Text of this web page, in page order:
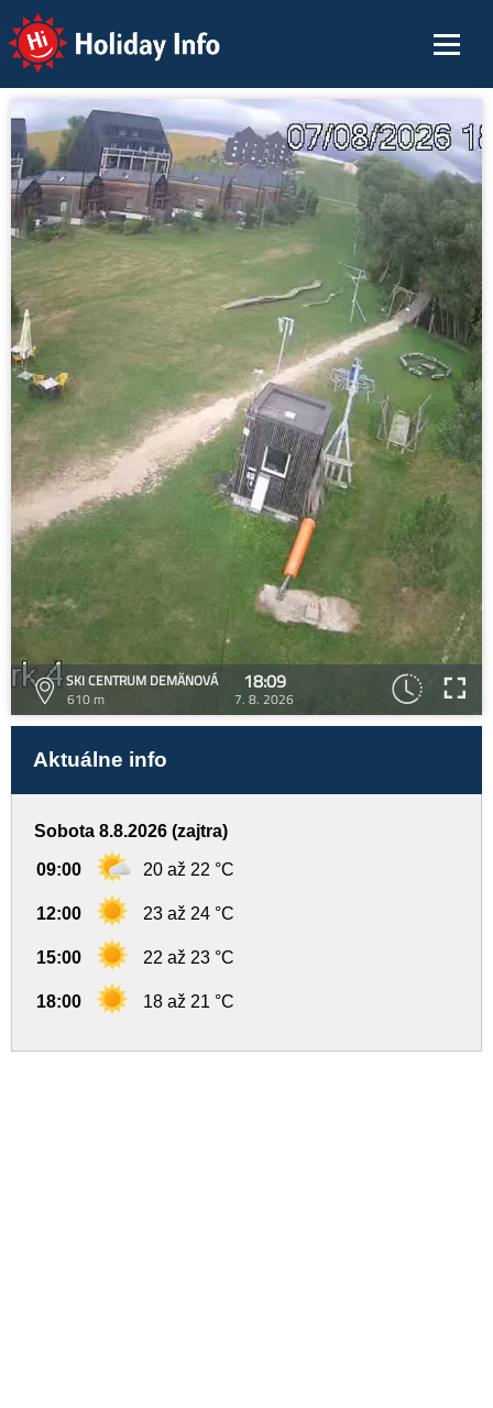
Holiday Info
SKI CENTRUM DEMÄNOVÁ
610 m
18:09
7. 8. 2026
Aktuálne info
Sobota 8.8.2026 (zajtra)
09:00 20 až 22 °C
12:00 23 až 24 °C
15:00 22 až 23 °C
18:00 18 až 21 °C